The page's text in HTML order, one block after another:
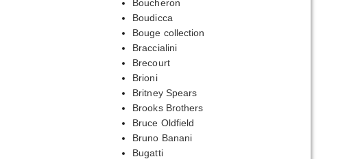
Boucheron
Boudicca
Bouge collection
Braccialini
Brecourt
Brioni
Britney Spears
Brooks Brothers
Bruce Oldfield
Bruno Banani
Bugatti